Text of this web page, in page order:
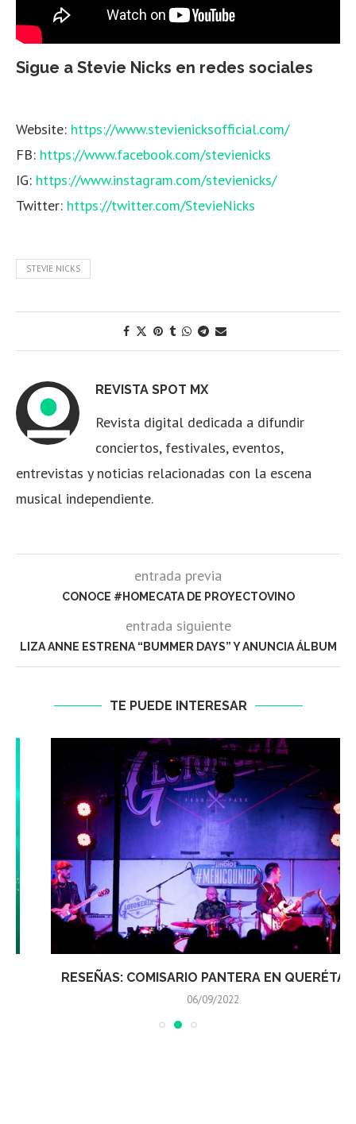
Sigue a Stevie Nicks en redes sociales
Website: https://www.stevienicksofficial.com/
FB: https://www.facebook.com/stevienicks
IG: https://www.instagram.com/stevienicks/
Twitter: https://twitter.com/StevieNicks
STEVIE NICKS
REVISTA SPOT MX
Revista digital dedicada a difundir
conciertos, festivales, eventos,
entrevistas y noticias relacionadas con la escena
musical independiente.
entrada previa
CONOCE #HOMECATA DE PROYECTOVINO
entrada siguiente
LIZA ANNE ESTRENA “BUMMER DAYS” Y ANUNCIA ÁLBUM
TE PUEDE INTERESAR
RESEÑAS: COMISARIO PANTERA EN QUERÉTARO
06/09/2022